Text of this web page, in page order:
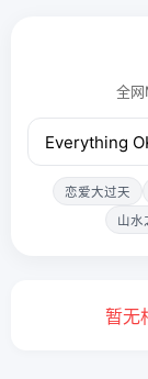
全网
恋爱大过天
山水
暂无